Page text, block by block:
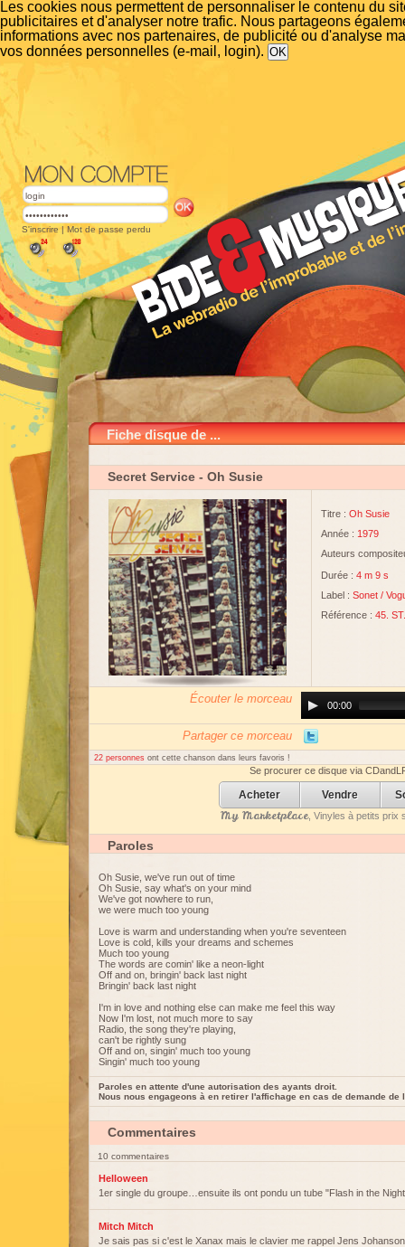
Les cookies nous permettent de personnaliser le contenu du
publicitaires et d'analyser notre trafic. Nous partageons
informations avec nos partenaires, de publicité ou d'analyse
vos données personnelles (e-mail, login).
S'inscrire | Mot de passe perdu
Fiche disque de ...
Secret Service - Oh Susie
Titre : Oh Susie
Année : 1979
Auteurs
Durée : 4 m 9 s
Label : Sonet /
Référence : 45.
Écouter le morceau
Player00:00
Partager ce morceau
22 personnes ont cette chanson dans leurs favoris !
Se procurer ce disque via
Acheter Vendre
My Marketplace, Vinyles à petits prix
Paroles
Oh Susie, we've run out of time
Oh Susie, say what's on your mind
We've got nowhere to run,
we were much too young
Love is warm and understanding when you're seventeen
Love is cold, kills your dreams and schemes
Much too young
The words are comin' like a neon-light
Off and on, bringin' back last night
Bringin' back last night
I'm in love and nothing else can make me feel this way
Now I'm lost, not much more to say
Radio, the song they're playing,
can't be rightly sung
Off and on, singin' much too young
Singin' much too young
Paroles en attente d'une autorisation des ayants droit.
Nous nous engageons à en retirer l'affichage en cas de demande de
Commentaires
10 commentaires
Helloween
1er single du groupe…ensuite ils ont pondu un tube "Flash in the
Mitch Mitch
Je sais pas si c'est le Xanax mais le clavier me rappel Jens